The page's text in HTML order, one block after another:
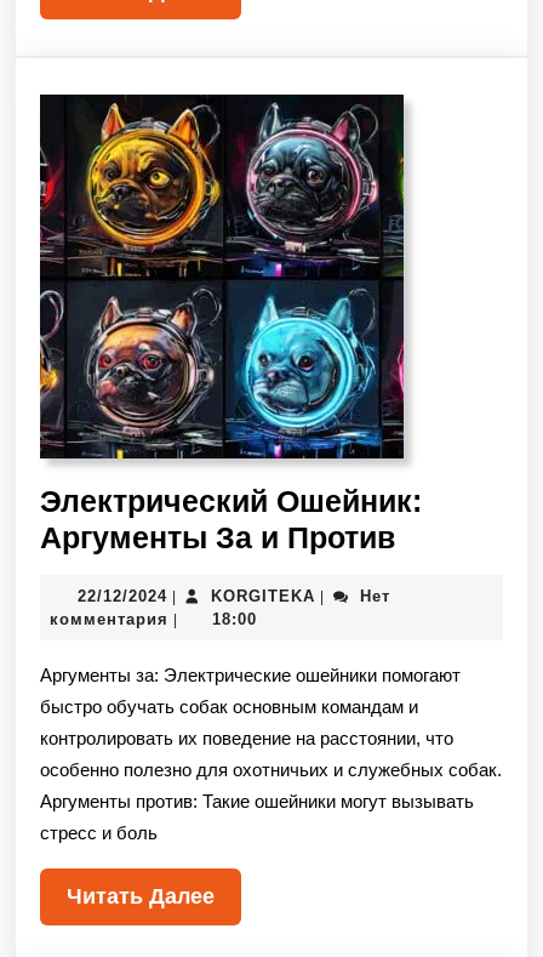
Электрический Ошейник:
Аргументы За и Против
22/12/2024 KORGITEKA
Нет
комментария
18:00
Аргументы за: Электрические ошейники помогают
быстро обучать собак основным командам и
контролировать их поведение на расстоянии, что
особенно полезно для охотничьих и служебных собак.
Аргументы против: Такие ошейники могут вызывать
стресс и боль
Читать Далее